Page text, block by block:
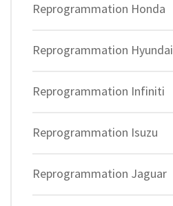
Reprogrammation Honda
Reprogrammation Hyundai
Reprogrammation Infiniti
Reprogrammation Isuzu
Reprogrammation Jaguar